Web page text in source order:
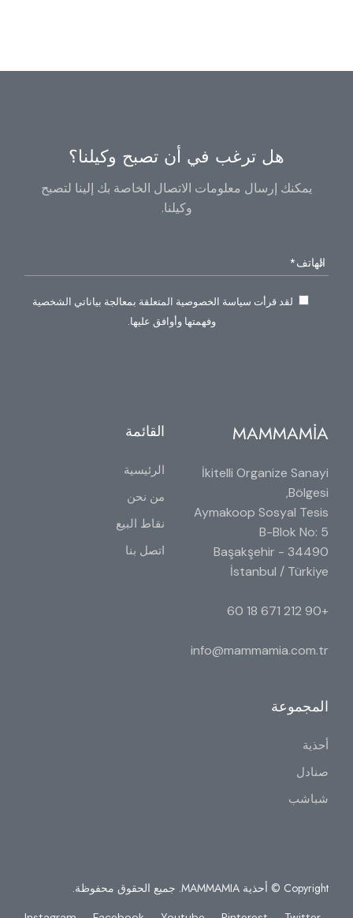
هل ترغب في أن تصبح وكيلنا؟
يمكنك إرسال معلومات الاتصال الخاصة بك إلينا لتصبح
وكيلنا.
لقد قرأت سياسة الخصوصية المتعلقة بمعالجة بياناتي الشخصية
وفهمتها وأوافق عليها.
MAMMAMİA
İkitelli Organize Sanayi
Bölgesi,
Aymakoop Sosyal Tesis
B-Blok No: 5
34490 Başakşehir -
İstanbul / Türkiye
+90 212 671 18 60
info@mammamia.com.tr
القائمة
الرئيسية
من نحن
نقاط البيع
اتصل بنا
المجموعة
أحذية
صنادل
شباشب
Copyright © أحذية MAMMAMIA. جميع الحقوق محفوظة.